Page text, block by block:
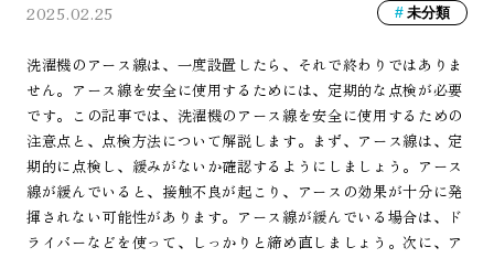
2025.02.25 未分類
洗濯機のアース線は、一度設置したら、それで終わりではありま
せん。アース線を安全に使用するためには、定期的な点検が必要
です。この記事では、洗濯機のアース線を安全に使用するための
注意点と、点検方法について解説します。まず、アース線は、定
期的に点検し、緩みがないか確認するようにしましょう。アース
線が緩んでいると、接触不良が起こり、アースの効果が十分に発
揮されない可能性があります。アース線が緩んでいる場合は、ド
ライバーなどを使って、しっかりと締め直しましょう。次に、ア